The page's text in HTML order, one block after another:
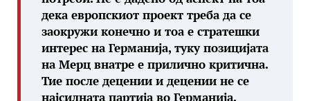
дека европскиот проект треба да се
заокружи конечно и тоа е стратешки
интерес на Германија, туку позицијата
на Мерц внатре е прилично критична.
Тие после децении и децении не се
најсилната партија во Германија.